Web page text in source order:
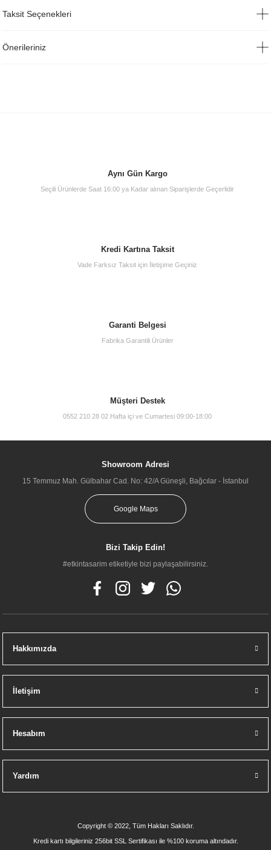
Taksit Seçenekleri
Önerileriniz
Aynı Gün Kargo
Seçili Ürünlerde Saat 16:00 ya Kadar alınan Siparişlerde Geçerlidir
Kredi Kartına Taksit
Vade Farksız Taksit için İletişime Geçiniz
Garanti Belgesi
Fabrika Garantili Ürünler
Müşteri Destek
0552 210 28 02 Hafta içi ve Cumartesi 09:00-18:00
Showroom Adresi
15 Temmuz Mah. Gülbahar Cad. No: 42/A Güneşli, Bağcılar - İstanbul
Google Maps
Bizi Takip Edin!
#etkintasarim etiketiyle bizi paylaşabilirsiniz.
Hakkımızda
İletişim
Hesabım
Yardım
Copyright © 2022, Tüm Hakları Saklıdır.
Kredi kartı bilgileriniz 256bit SSL Sertifikası ile %100 koruma altındadır.